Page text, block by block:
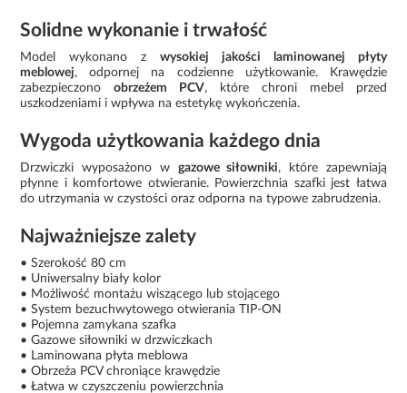
Solidne wykonanie i trwałość
Model wykonano z wysokiej jakości laminowanej płyty
meblowej, odpornej na codzienne użytkowanie. Krawędzie
zabezpieczonoobrzeżem PCV, które chroni mebel przed
uszkodzeniami i wpływa na estetykę wykończenia.
Wygoda użytkowania każdego dnia
Drzwiczki wyposażono w gazowe siłowniki, które zapewniają
płynne i komfortowe otwieranie. Powierzchnia szafki jest łatwa
do utrzymania w czystości oraz odporna na typowe zabrudzenia.
Najważniejsze zalety
• Szerokość 80 cm
• Uniwersalny biały kolor
• Możliwość montażu wiszącego lub stojącego
• System bezuchwytowego otwierania TIP-ON
• Pojemna zamykana szafka
• Gazowe siłowniki w drzwiczkach
• Laminowana płyta meblowa
• Obrzeża PCV chroniące krawędzie
• Łatwa w czyszczeniu powierzchnia